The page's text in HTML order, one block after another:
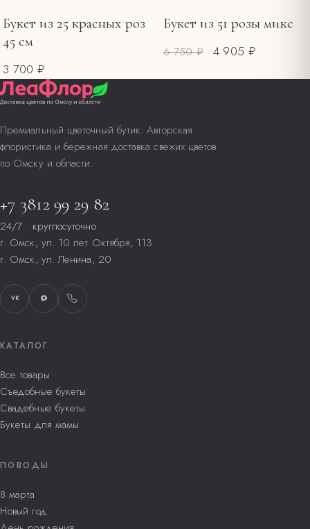
Букет из 25 красных роз
45 см
3 700 ₽
РАСПРОДАЖА
Букет из 51 розы микс
6 750 ₽ 4 905 ₽
Премиальный цветочный бутик. Авторская
флористика и бережная доставка свежих цветов
по Омску и области.
+7 3812 99 29 82
24/7 · круглосуточно
г. Омск, ул. 10 лет Октября, 113
г. Омск, ул. Ленина, 20
VK
КАТАЛОГ
Все товары
Съедобные букеты
Свадебные букеты
Букеты для мамы
ПОВОДЫ
8 марта
Новый год